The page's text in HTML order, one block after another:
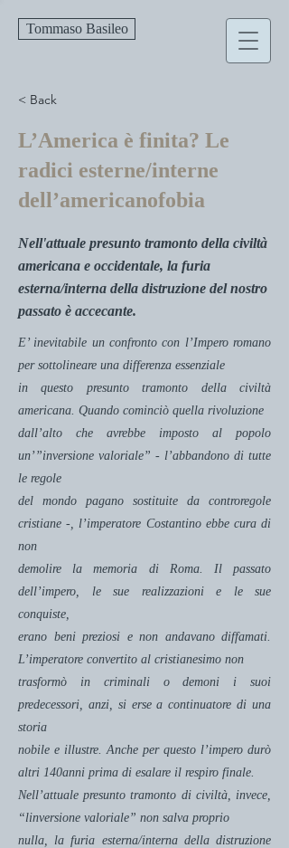
Tommaso Basileo
< Back
L’America è finita? Le
radici esterne/interne
dell’americanofobia
Nell'attuale presunto tramonto della civiltà
americana e occidentale, la furia
esterna/interna della distruzione del nostro
passato è accecante.
E’ inevitabile un confronto con l’Impero romano
per sottolineare una differenza essenziale
in questo presunto tramonto della civiltà
americana. Quando cominciò quella rivoluzione
dall’alto che avrebbe imposto al popolo
un’”inversione valoriale” - l’abbandono di tutte
le regole
del mondo pagano sostituite da controregole
cristiane -, l’imperatore Costantino ebbe cura di
non
demolire la memoria di Roma. Il passato
dell’impero, le sue realizzazioni e le sue
conquiste,
erano beni preziosi e non andavano diffamati.
L’imperatore convertito al cristianesimo non
trasformò in criminali o demoni i suoi
predecessori, anzi, si erse a continuatore di una
storia
nobile e illustre. Anche per questo l’impero durò
altri 140anni prima di esalare il respiro finale.
Nell’attuale presunto tramonto di civiltà, invece,
“linversione valoriale” non salva proprio
nulla, la furia esterna/interna della distruzione